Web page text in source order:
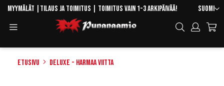
Skip
Content
Kieli
Suomi
Myymälät Tilaus ja toimitus | Toimitus vain 1-3 arkipäivää!
Hae
Etusivu Deluxe - Harmaa viitta